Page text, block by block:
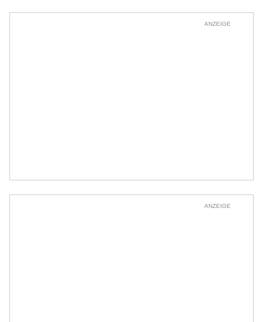
ANZEIGE
ANZEIGE